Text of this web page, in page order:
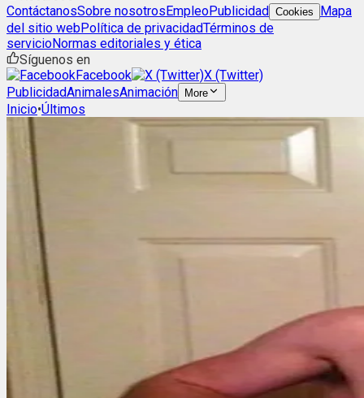
ContáctanosSobre nosotrosEmpleoPublicidad Cookies
Mapa
del sitio webPolítica de privacidadTérminos de
servicioNormas editoriales y ética
Síguenos en
Facebook
X (Twitter)
PublicidadAnimalesAnimación More
Inicio•Últimos